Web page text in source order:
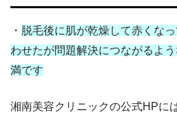
・ 脱毛後に肌が乾燥して赤くな
わせたが問題解決につながるよ
満です
湘南美容クリニックの公式HPには